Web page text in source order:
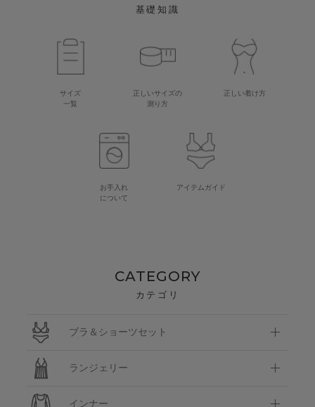
基礎知識
サイズ
一覧
正しいサイズの
測り方
正しい着け方
お手入れ
について
アイテムガイド
CATEGORY
カテゴリ
ブラ＆ショーツセット
ランジェリー
インナー